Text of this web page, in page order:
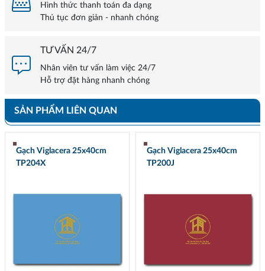
Hình thức thanh toán đa dạng
Thủ tục đơn giản - nhanh chóng
TƯ VẤN 24/7
Nhân viên tư vấn làm việc 24/7
Hỗ trợ đặt hàng nhanh chóng
SẢN PHẨM LIÊN QUAN
Gạch Viglacera 25x40cm
TP204X
Gạch Viglacera 25x40cm
TP200J